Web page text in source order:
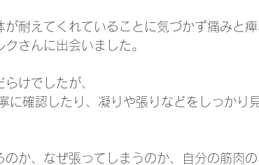
耐えてくれていることに気づかず痛みと
さんに出会いました。
けでしたが、
に確認したり、凝りや張りなどをしっかり
か、なぜ張ってしまうのか、自分の筋肉の